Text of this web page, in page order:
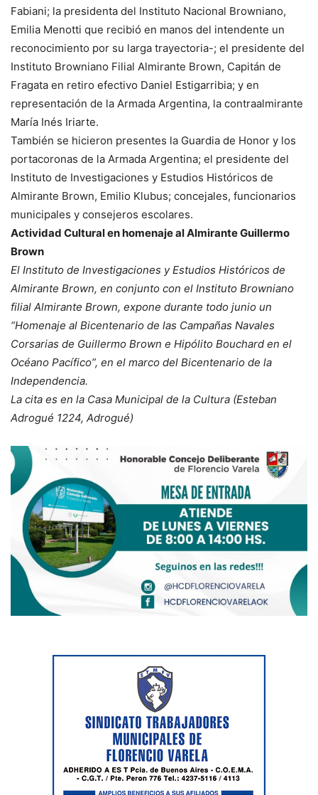
Fabiani; la presidenta del Instituto Nacional Browniano,
Emilia Menotti que recibió en manos del intendente un
reconocimiento por su larga trayectoria-; el presidente del
Instituto Browniano Filial Almirante Brown, Capitán de
Fragata en retiro efectivo Daniel Estigarribia; y en
representación de la Armada Argentina, la contraalmirante
María Inés Iriarte.
También se hicieron presentes la Guardia de Honor y los
portacoronas de la Armada Argentina; el presidente del
Instituto de Investigaciones y Estudios Históricos de
Almirante Brown, Emilio Klubus; concejales, funcionarios
municipales y consejeros escolares.
Actividad Cultural en homenaje al Almirante Guillermo
Brown
El Instituto de Investigaciones y Estudios Históricos de
Almirante Brown, en conjunto con el Instituto Browniano
filial Almirante Brown, expone durante todo junio un
“Homenaje al Bicentenario de las Campañas Navales
Corsarias de Guillermo Brown e Hipólito Bouchard en el
Océano Pacífico”, en el marco del Bicentenario de la
Independencia.
La cita es en la Casa Municipal de la Cultura (Esteban
Adrogué 1224, Adrogué)